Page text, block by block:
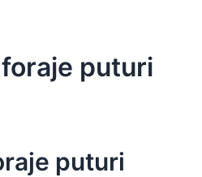
puturi
puturi